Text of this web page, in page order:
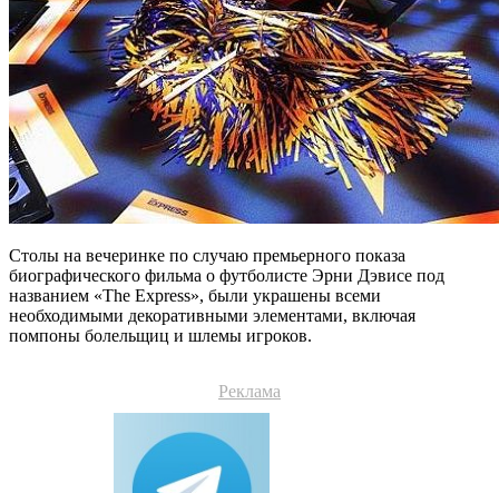
Столы на вечеринке по случаю премьерного показа
биографического фильма о футболисте Эрни Дэвисе под
названием «The Express», были украшены всеми
необходимыми декоративными элементами, включая
помпоны болельщиц и шлемы игроков.
Реклама